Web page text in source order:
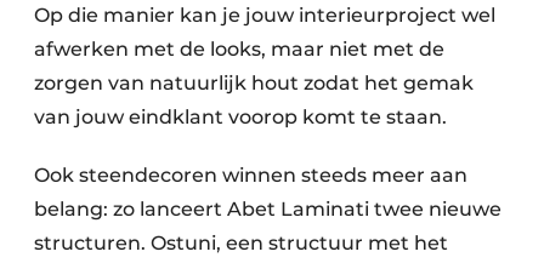
Op die manier kan je jouw interieurproject wel
afwerken met de looks, maar niet met de
zorgen van natuurlijk hout zodat het gemak
van jouw eindklant voorop komt te staan.
Ook steendecoren winnen steeds meer aan
belang: zo lanceert Abet Laminati twee nieuwe
structuren. Ostuni, een structuur met het